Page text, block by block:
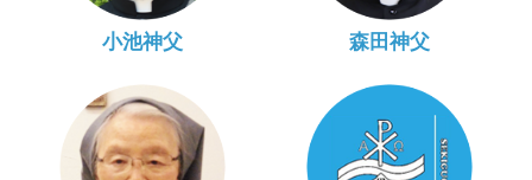
小池神父 森田神父